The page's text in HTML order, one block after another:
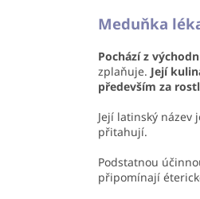
Meduňka
Pochází z
zplaňuje. Její
především za
Její latinský název
přitahují.
Podstatnou
připomínají